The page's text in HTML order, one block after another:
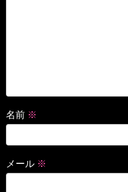
名前 ※
メール ※